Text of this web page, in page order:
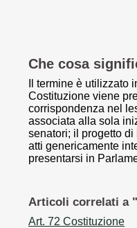
Che cosa
Il termine è utilizzato
Costituzione viene
corrispondenza nel
associata alla sola
senatori; il progetto
atti genericamente
presentarsi in
Articoli correlati a "
Art. 72 Costituzione